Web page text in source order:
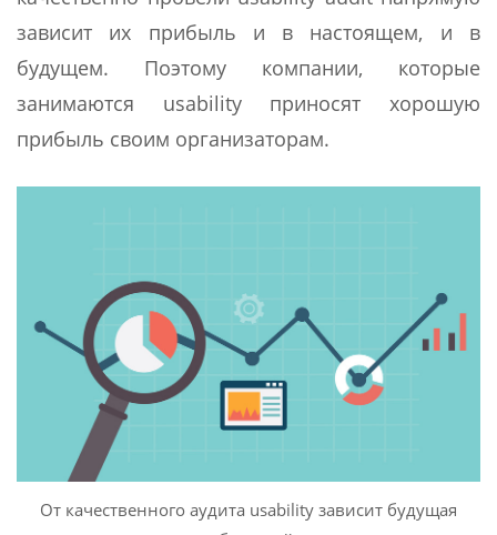
зависит их прибыль и в настоящем, и в
будущем. Поэтому компании, которые
занимаются usability приносят хорошую
прибыль своим организаторам.
От качественного аудита usability зависит будущая